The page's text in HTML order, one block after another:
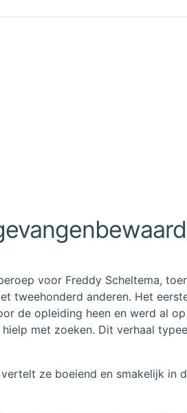
voor Freddy Scheltema,
tweehonderd anderen. Het
de opleiding heen en werd al
met zoeken. Dit verhaal
ze boeiend en smakelijk